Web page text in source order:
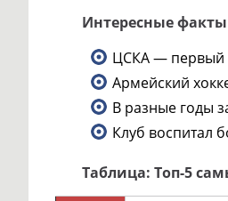
Интересные факты
ЦСКА — первый
Армейский
В разные годы
Клуб воспитал
Таблица: Топ-5